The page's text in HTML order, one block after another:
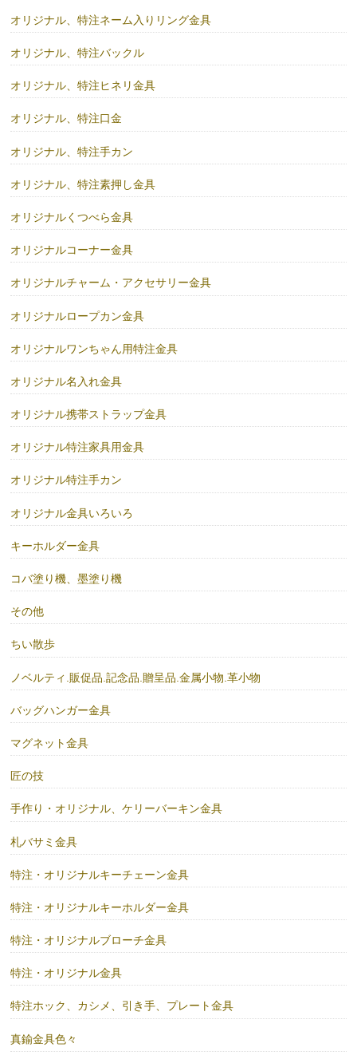
オリジナル、特注ネーム入りリング金具
オリジナル、特注バックル
オリジナル、特注ヒネリ金具
オリジナル、特注口金
オリジナル、特注手カン
オリジナル、特注素押し金具
オリジナルくつべら金具
オリジナルコーナー金具
オリジナルチャーム・アクセサリー金具
オリジナルロープカン金具
オリジナルワンちゃん用特注金具
オリジナル名入れ金具
オリジナル携帯ストラップ金具
オリジナル特注家具用金具
オリジナル特注手カン
オリジナル金具いろいろ
キーホルダー金具
コバ塗り機、墨塗り機
その他
ちい散歩
ノベルティ.販促品.記念品.贈呈品.金属小物.革小物
バッグハンガー金具
マグネット金具
匠の技
手作り・オリジナル、ケリーバーキン金具
札バサミ金具
特注・オリジナルキーチェーン金具
特注・オリジナルキーホルダー金具
特注・オリジナルブローチ金具
特注・オリジナル金具
特注ホック、カシメ、引き手、プレート金具
真鍮金具色々